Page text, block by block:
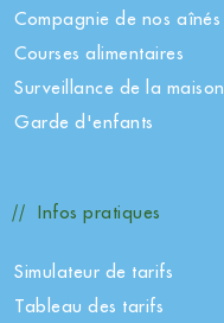
Compagnie de nos aînés
Courses alimentaires
Surveillance de la maison
Garde d'enfants
Infos pratiques
Simulateur de tarifs
Tableau des tarifs